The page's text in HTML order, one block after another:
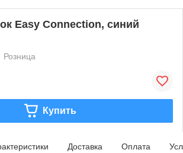
Easy Connection, синий
Розница
Купить
Доставка Оплата